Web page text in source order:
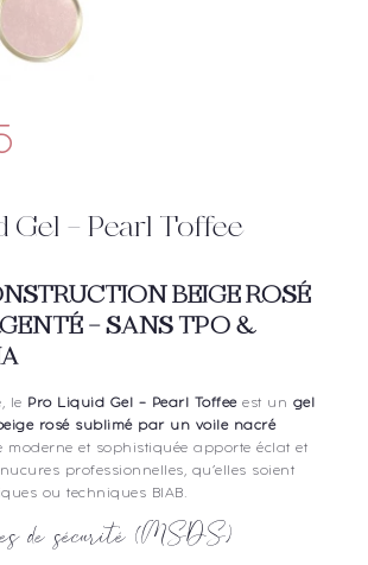
Gel – Pearl Toffee
BEIGE ROSÉ
– SANS TPO &
le Pro Liquid Gel – Pearl Toffeeest un gel
rosé sublimé par un voile nacré
moderne et sophistiquée apporte éclat et
professionnelles, qu’elles soient
ou techniques BIAB.
de sécurité (MSDS)